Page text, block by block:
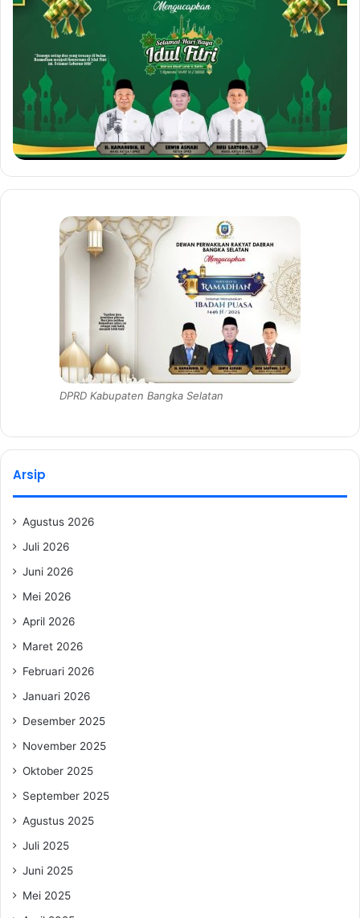
DPRD Kabupaten Bangka Selatan
Arsip
Agustus 2026
Juli 2026
Juni 2026
Mei 2026
April 2026
Maret 2026
Februari 2026
Januari 2026
Desember 2025
November 2025
Oktober 2025
September 2025
Agustus 2025
Juli 2025
Juni 2025
Mei 2025